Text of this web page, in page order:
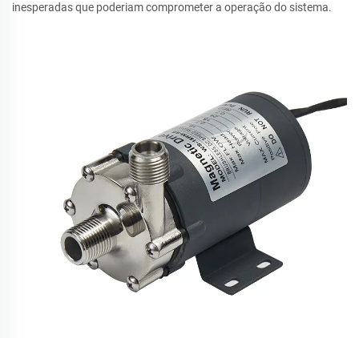
inesperadas que poderiam comprometer a operação do sistema.